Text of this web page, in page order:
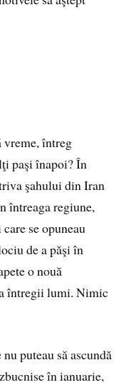
vreme, întreg
paşi înapoi? În
şahului din Iran
întreaga regiune,
se opuneau
de a păşi în
o nouă
întregii lumi. Nimic
puteau să ascundă
în ianuarie,